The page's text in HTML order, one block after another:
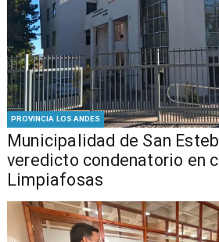
PROVINCIA LOS ANDES
Municipalidad de San
veredicto condenatorio en
Limpiafosas